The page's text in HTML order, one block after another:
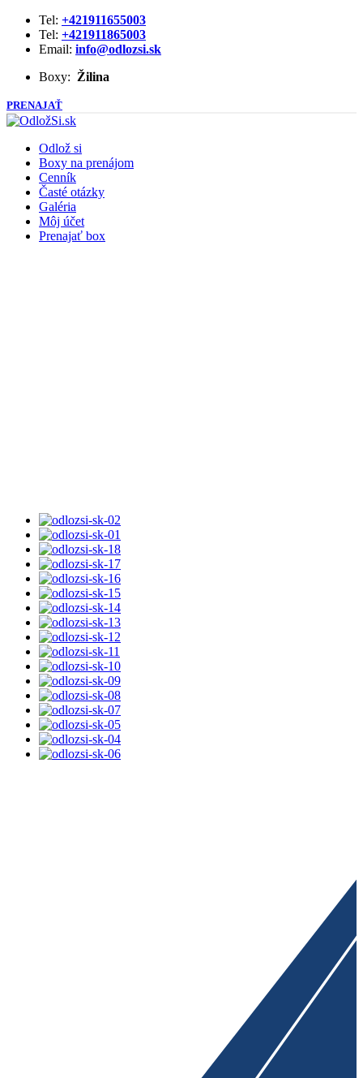
Tel: +421911655003
Tel: +421911865003
Email: info@odlozsi.sk
Boxy: Žilina
PRENAJAŤ
Odlož si
Boxy na prenájom
Cenník
Časté otázky
Galéria
Môj účet
Prenajať box